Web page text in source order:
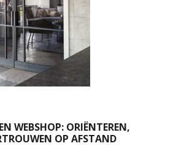
WEBSHOP: ORIËNTEREN,
OP AFSTAND